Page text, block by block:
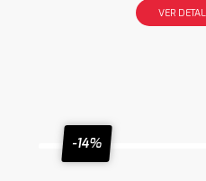
VER
-14%